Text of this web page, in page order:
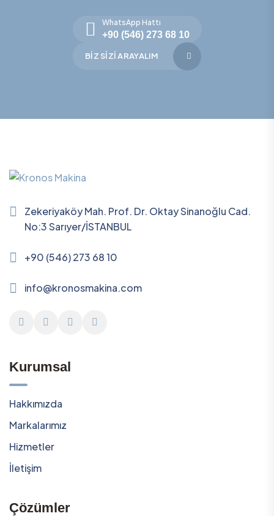
WhatsApp Hattı
+90 (546) 273 68 10
BIZ SIZI ARAYALIM
Zekeriyaköy Mah. Prof. Dr. Oktay Sinanoğlu Cad.
No:3 Sarıyer/İSTANBUL
+90 (546) 273 68 10
info@kronosmakina.com
Kurumsal
Hakkımızda
Markalarımız
Hizmetler
İletişim
Çözümler